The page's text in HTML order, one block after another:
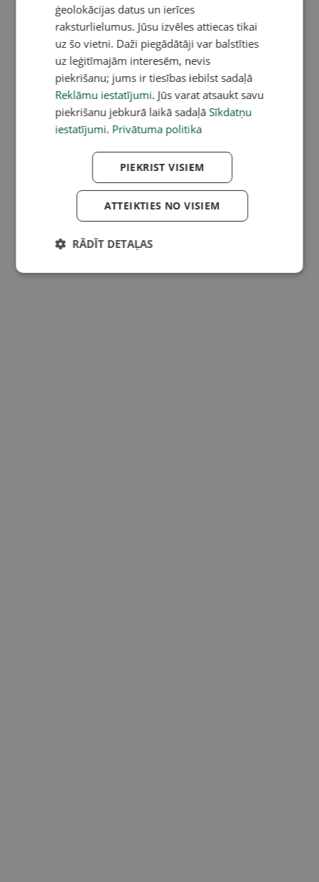
ģeolokācijas datus un ierīces
raksturlielumus. Jūsu izvēles attiecas tikai
uz šo vietni. Daži piegādātāji var balstīties
uz leģitīmajām interesēm, nevis
piekrišanu; jums ir tiesības iebilst sadaļā
Reklāmu iestatījumi. Jūs varat atsaukt savu
piekrišanu jebkurā laikā sadaļā Sīkdatņu
iestatījumi. Privātuma politika
PIEKRIST VISIEM
ATTEIKTIES NO VISIEM
RĀDĪT DETAĻAS